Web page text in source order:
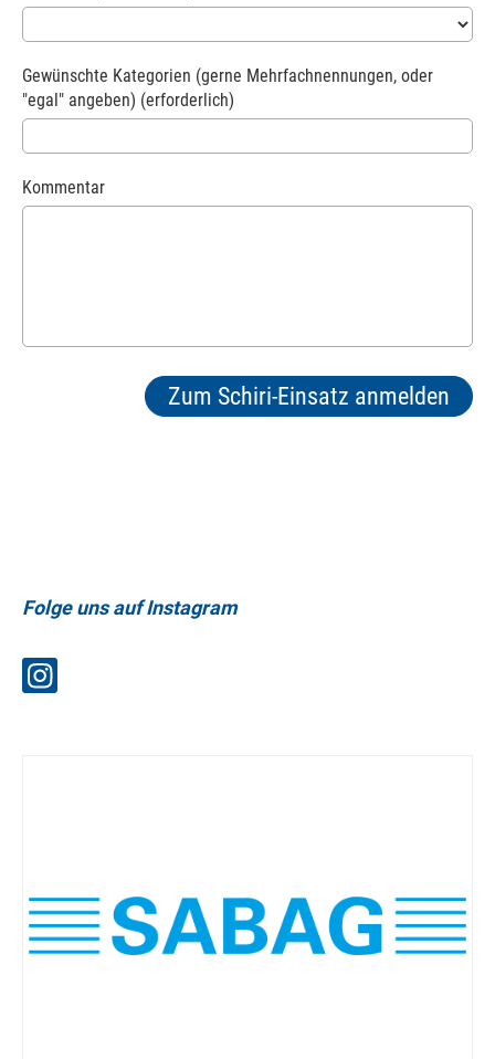
Gewünschte Kategorien (gerne Mehrfachnennungen, oder
"egal" angeben) (erforderlich)
Kommentar
Folge uns auf Instagram